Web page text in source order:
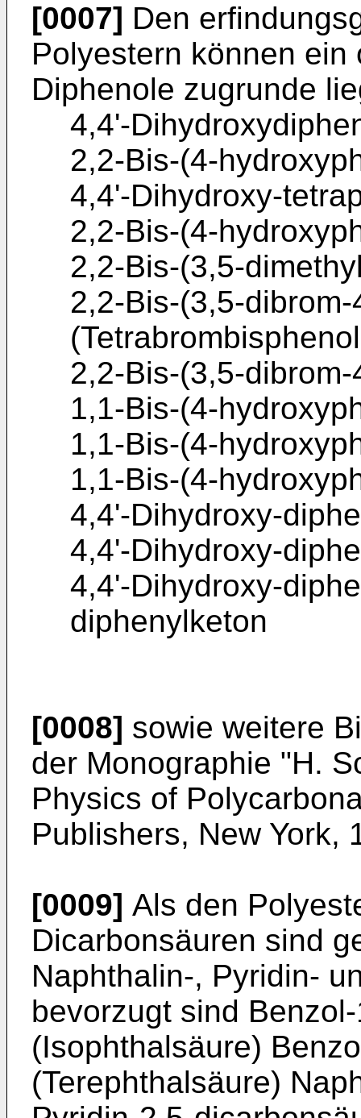
[0007] Den
Polyestern können
Diphenole zugrunde
4,4'-
2,2-Bis-(4-
4,4'-Dihydroxy-
2,2-Bis-(4-
2,2-Bis-(3,5-
2,2-Bis-(3,5-
2,2-Bis-(3,5-
1,1-Bis-(4-
1,1-Bis-(4-
1,1-Bis-(4-
4,4'-Dihydroxy-
4,4'-Dihydroxy-
4,4'-Dihydroxy-
diphenylketon
[0008] sowie weitere
der Monographie "H.
Physics of
Publishers, New York,
[0009] Als den
Dicarbonsäuren sind
Naphthalin-, Pyridin-
bevorzugt sind
(Isophthalsäure)
(Terephthalsäure)